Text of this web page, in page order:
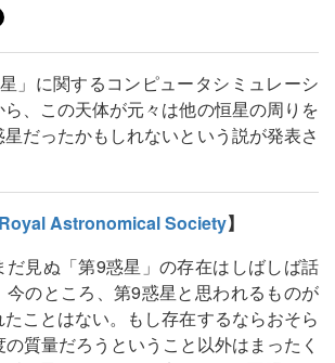
」に関するコンピュータシミュレーシ
ら、この天体が元々は他の恒星の周りを
だったかもしれないという説が発表さ
Royal Astronomical Society】
だ見ぬ「第9惑星」の存在はしばしば話
今のところ、第9惑星と思われるものが
ことはない。もし存在するならおそら
質量だろうということ以外はまったく